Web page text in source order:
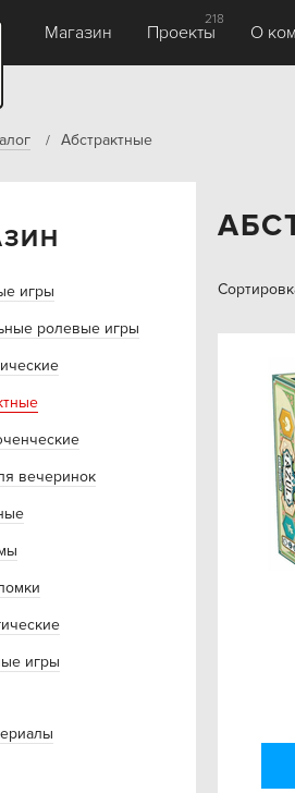
Магазин Проекты
218
О
Абстрактные
игры
ролевые игры
вечеринок
игры